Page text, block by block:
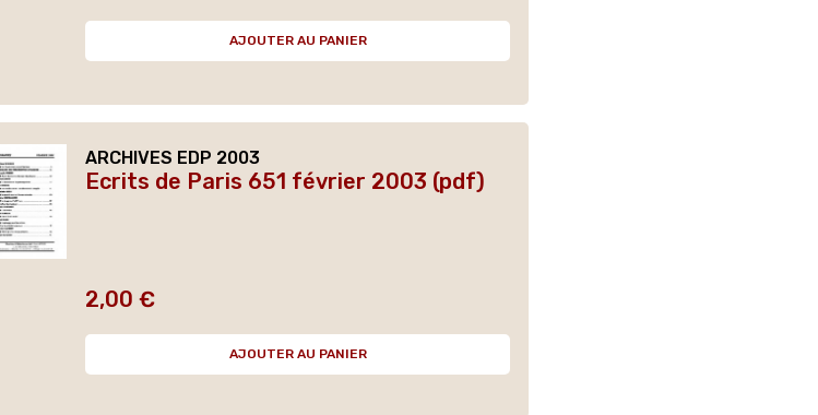
AJOUTER AU PANIER
ARCHIVES EDP 2003
Ecrits de Paris 651 février 2003 (pdf)
Prix
2,00 €
AJOUTER AU PANIER